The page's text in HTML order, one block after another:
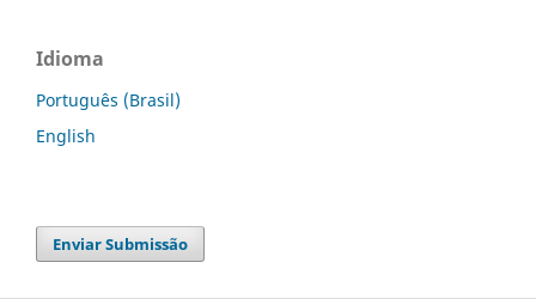
Idioma
Português (Brasil)
English
Enviar Submissão